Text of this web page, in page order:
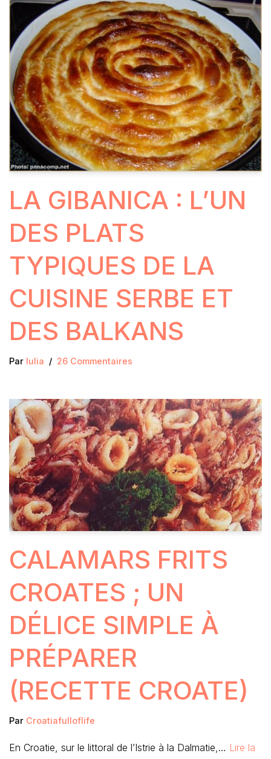
LA GIBANICA : L’UN
DES PLATS
TYPIQUES DE LA
CUISINE SERBE ET
DES BALKANS
Par Iulia 26 Commentaires
CALAMARS FRITS
CROATES ; UN
DÉLICE SIMPLE À
PRÉPARER
(RECETTE CROATE)
Par Croatiafulloflife
En Croatie, sur le littoral de l’Istrie à la Dalmatie,… Lire la